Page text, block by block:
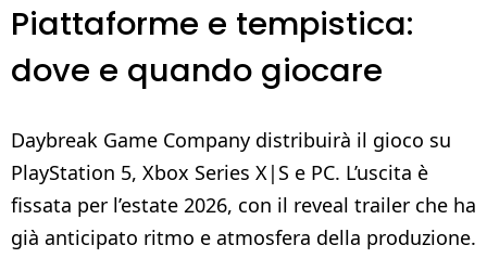
Piattaforme e tempistica:
dove e quando giocare
Daybreak Game Company distribuirà il gioco su
PlayStation 5, Xbox Series X|S e PC. L’uscita è
fissata per l’estate 2026, con il reveal trailer che ha
già anticipato ritmo e atmosfera della produzione.